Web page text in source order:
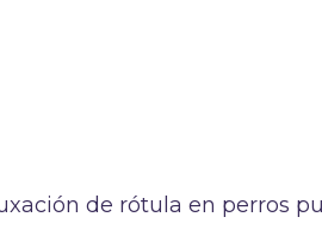
de rótula en perros